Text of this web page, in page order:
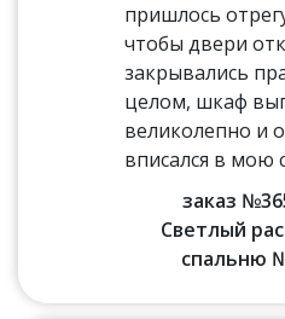
пришлось
чтобы двери
закрывались
целом, шкаф
великолепно и
вписался в мою
заказ
Светлый
спальню